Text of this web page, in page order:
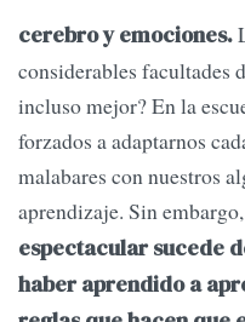
cerebro y emociones.
considerables facultades
incluso mejor? En la
forzados a adaptarnos
malabares con nuestros
aprendizaje. Sin embargo,
espectacular sucede
haber aprendido a